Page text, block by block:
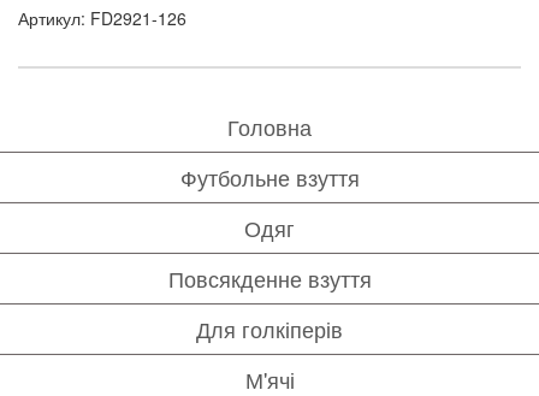
Артикул: FD2921-126
Головна
Футбольне взуття
Одяг
Повсякденне взуття
Для голкіперів
М'ячі